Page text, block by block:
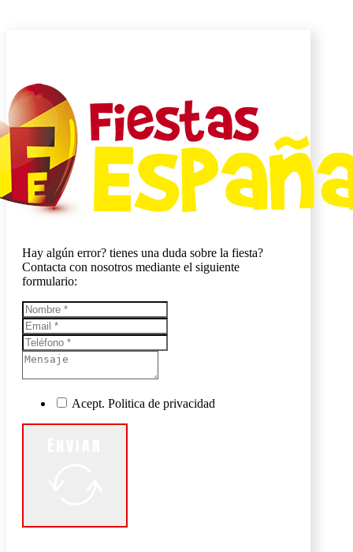
Hay algún error? tienes una duda sobre la fiesta?
Contacta con nosotros mediante el siguiente
formulario:
Acept. Politica de privacidad